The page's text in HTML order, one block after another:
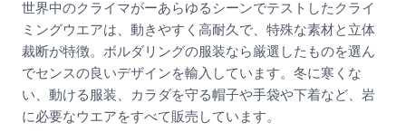
世界中のクライマがーあらゆるシーンでテストしたクライ
ミングウエアは、動きやすく高耐久で、特殊な素材と立体
裁断が特徴。ボルダリングの服装なら厳選したものを選ん
でセンスの良いデザインを輸入しています。冬に寒くな
い、動ける服装、カラダを守る帽子や手袋や下着など、岩
に必要なウエアをすべて販売しています。